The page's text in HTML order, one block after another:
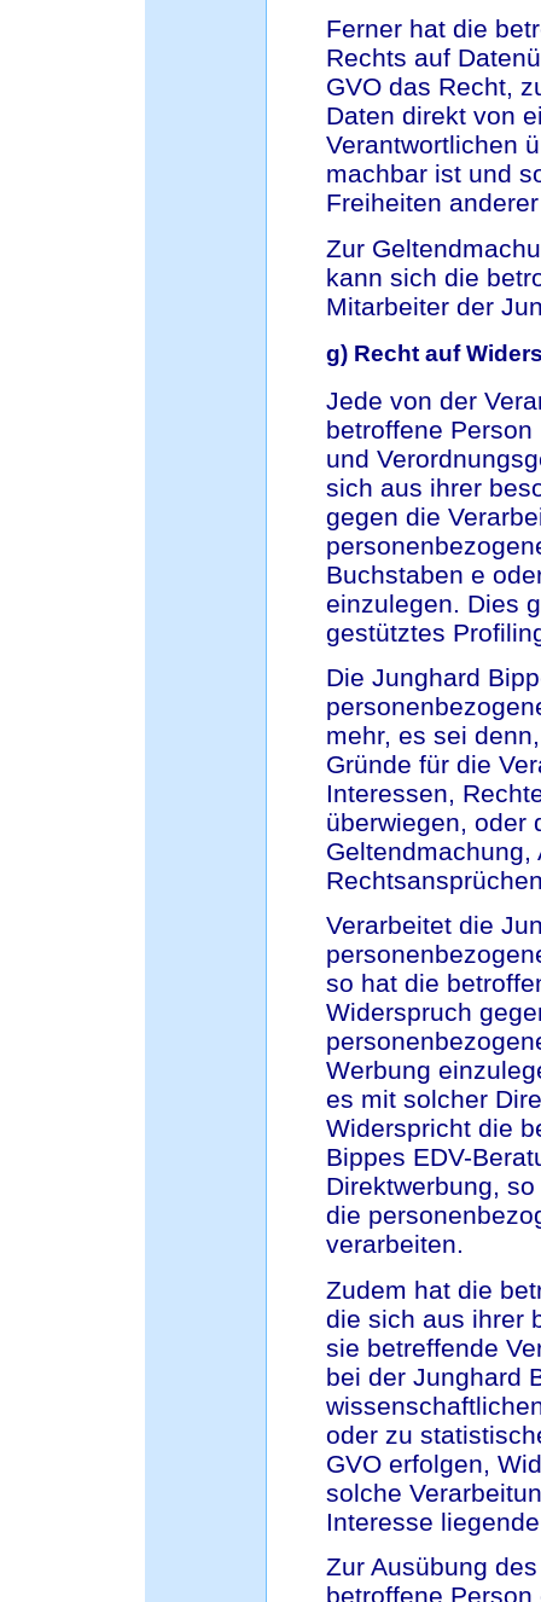
Ferner hat die
Rechts auf
GVO das Recht,
Daten direkt von
Verantwortlichen
machbar ist und
Freiheiten
Zur
kann sich die
Mitarbeiter der
g) Recht auf
Jede von der
betroffene
und
sich aus ihrer
gegen die
Buchstaben e
einzulegen. Dies
gestütztes
Die Junghard
mehr, es sei
Gründe für die
Interessen,
überwiegen, oder
Geltendmachung,
Verarbeitet die
so hat die
Widerspruch
Werbung
es mit solcher
Widerspricht die
Bippes EDV-
Direktwerbung,
die
verarbeiten.
Zudem hat die
die sich aus ihrer
sie betreffende
bei der Junghard
oder zu
GVO erfolgen,
solche
Interesse
Zur Ausübung
betroffene